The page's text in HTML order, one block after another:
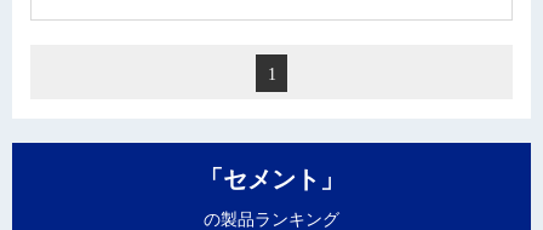
1
「セメント」
の製品ランキング